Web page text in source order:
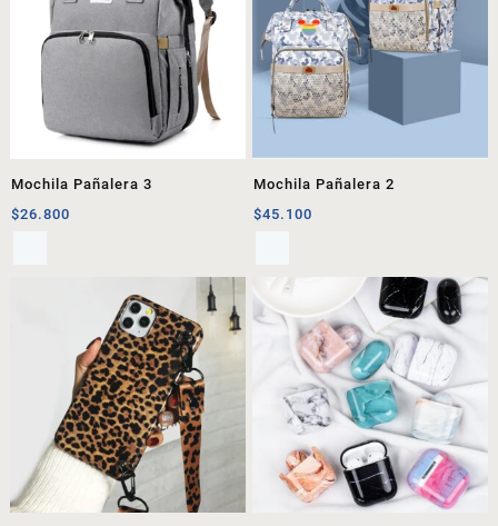
Mochila Pañalera 3
$26.800
Mochila Pañalera 2
$45.100